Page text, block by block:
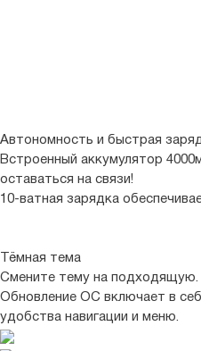
Автономность и быстрая
Встроенный аккумулятор
оставаться на связи!
10-ватная зарядка
Тёмная тема
Смените тему на подходящую.
Обновление ОС включает в
удобства навигации и меню.